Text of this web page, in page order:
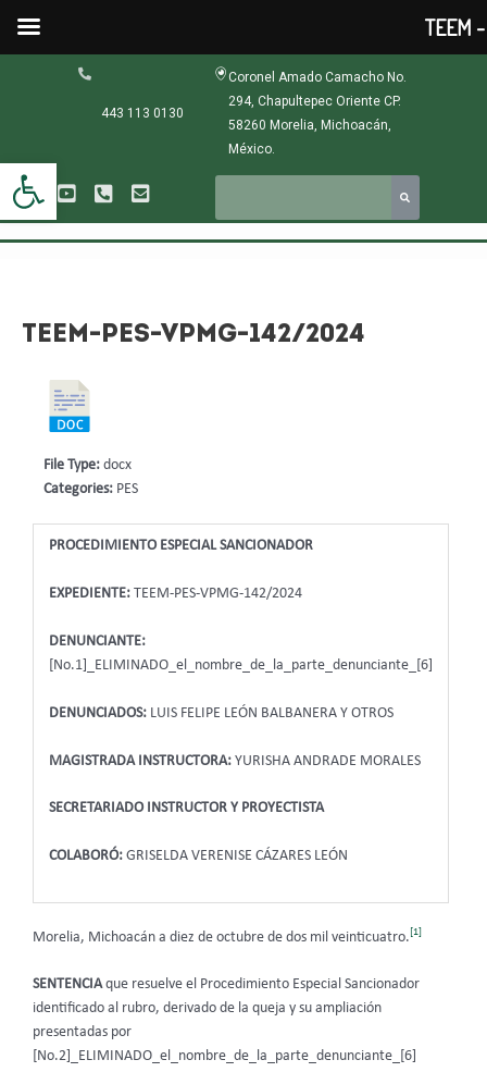
Abrir barra de herramientas
contenido
443 113 0130
Coronel Amado Camacho No.
294, Chapultepec Oriente CP.
58260 Morelia, Michoacán,
México.
TEEM-PES-VPMG-142/2024
PROCEDIMIENTO ESPECIAL SANCIONADOR
EXPEDIENTE:TEEM-PES-VPMG-142/2024
DENUNCIANTE:
[No.1]_ELIMINADO_el_nombre_de_la_parte_denunciante_[6]
DENUNCIADOS:LUIS FELIPE LEÓN BALBANERA Y OTROS
MAGISTRADA INSTRUCTORA:YURISHA ANDRADE MORALES
SECRETARIADO INSTRUCTOR Y PROYECTISTA
COLABORÓ:GRISELDA VERENISE CÁZARES LEÓN
Morelia, Michoacán a diez de octubre de dos mil veinticuatro. [1]
SENTENCIAque resuelve el Procedimiento Especial Sancionador
identificado al rubro, derivado de la queja y su ampliación
presentadas por
[No.2]_ELIMINADO_el_nombre_de_la_parte_denunciante_[6]
File Type: docx
Categories: PES
TEEM